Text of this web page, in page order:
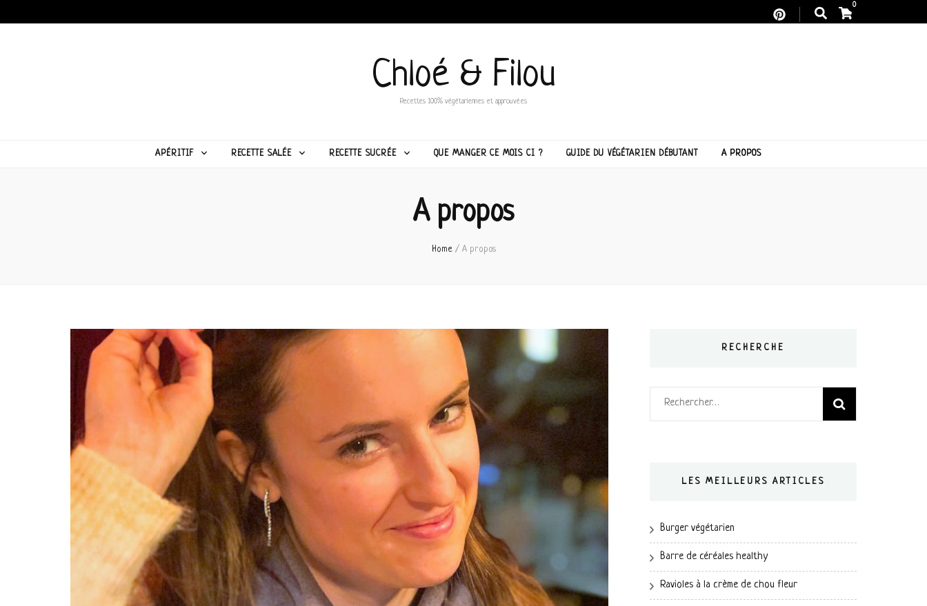
0
Chloé & Filou
Recettes 100% végétariennes et approuvées
APÉRITIF RECETTE SALÉE RECETTE SUCRÉE QUE MANGER CE MOIS CI ? GUIDE DU VÉGÉTARIEN DÉBUTANT A PROPOS
A propos
Home / A propos
RECHERCHE
Rechercher :
LES MEILLEURS ARTICLES
Burger végétarien
Barre de céréales healthy
Ravioles à la crème de chou fleur